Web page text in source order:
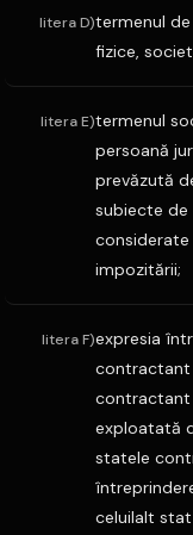
litera D)termenul
fizice,
litera E)termenul
persoană
prevăzută
subiecte
considerate
impozitării;
litera F)expresia
contractant
contractant
exploatată
statele
celuilalt